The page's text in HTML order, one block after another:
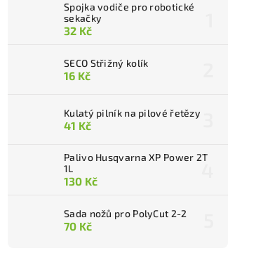
Spojka vodiče pro robotické
sekačky
32 Kč
SECO Střižný kolík
16 Kč
Kulatý pilník na pilové řetězy
41 Kč
Palivo Husqvarna XP Power 2T
1L
130 Kč
Sada nožů pro PolyCut 2-2
70 Kč